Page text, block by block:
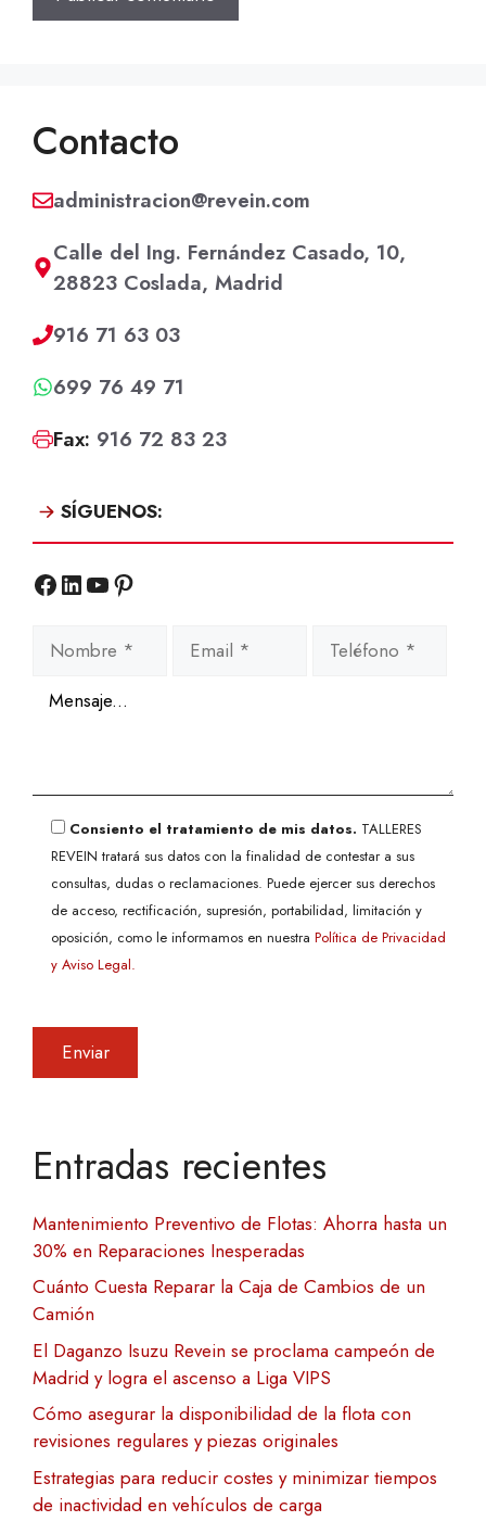
Contacto
administracion@revein.com
Calle del Ing. Fernández Casado, 10,
28823 Coslada, Madrid
916 71 63 03
699 76 49 71
Fax: 916 72 83 23
SÍGUENOS:
Facebook
LinkedIn
YouTube
Pinterest
Consiento el tratamiento de mis datos. TALLERES
REVEIN tratará sus datos con la finalidad de contestar a sus
consultas, dudas o reclamaciones. Puede ejercer sus derechos
de acceso, rectificación, supresión, portabilidad, limitación y
oposición, como le informamos en nuestra Política de Privacidad
y Aviso Legal.
Entradas recientes
Mantenimiento Preventivo de Flotas: Ahorra hasta un
30% en Reparaciones Inesperadas
Cuánto Cuesta Reparar la Caja de Cambios de un
Camión
El Daganzo Isuzu Revein se proclama campeón de
Madrid y logra el ascenso a Liga VIPS
Cómo asegurar la disponibilidad de la flota con
revisiones regulares y piezas originales
Estrategias para reducir costes y minimizar tiempos
de inactividad en vehículos de carga